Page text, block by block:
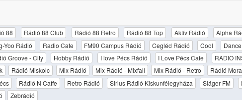
88 Rádió 88 Club Rádió 88 Retro Rádió 88 Top Aktív Rádió Alpha
Yoo Rádió Radio Cafe FM90 Campus Rádió Cegléd Rádió Cool
Groove - City Hobby Rádió I love Pécs Rádió I Love Pécs Cafe RADIO
Rádió Miskolc Mix Rádió Mix Rádió - Mixfall Mix Rádió - Retro Rádió Mora
Rádió N Caffe Retro Rádió Sirius Rádió Kiskunfélegyháza Sláger FM
Zebrádió